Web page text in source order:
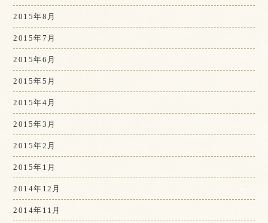
2015年8月
2015年7月
2015年6月
2015年5月
2015年4月
2015年3月
2015年2月
2015年1月
2014年12月
2014年11月